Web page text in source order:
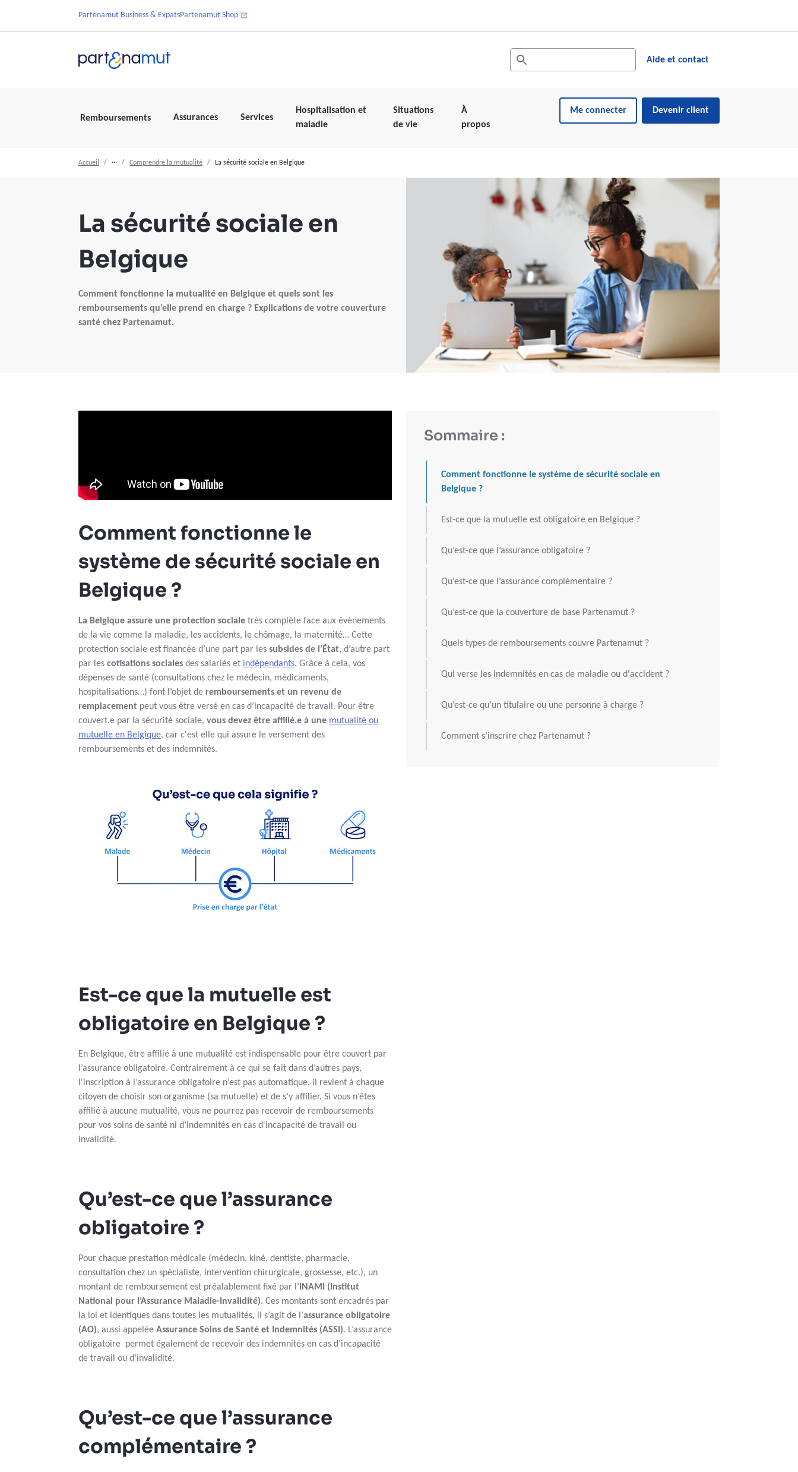
Partenamut Business & ExpatsPartenamut Shop
Rechercher dans le site web
Les résultats suggérés s'affichent dynamiquement sous le champ de
Aide et contact
Remboursements Assurances Services
Hospitalisation et
maladie
Situations
de vie
À
propos
Me connecter Devenir client
Accueil ··· Comprendre la mutualité La sécurité sociale en Belgique
La sécurité sociale en
Belgique
Comment fonctionne la mutualité en Belgique et quels sont les
remboursements qu’elle prend en charge ? Explications de votre couverture
santé chez Partenamut.
Sommaire :
Comment fonctionne le système de sécurité sociale en
Belgique ?
Est-ce que la mutuelle est obligatoire en Belgique ?
Qu’est-ce que l’assurance obligatoire ?
Qu’est-ce que l’assurance complémentaire ?
Qu’est-ce que la couverture de base Partenamut ?
Quels types de remboursements couvre Partenamut ?
Qui verse les indemnités en cas de maladie ou d'accident ?
Qu’est-ce qu’un titulaire ou une personne à charge ?
Comment s’inscrire chez Partenamut ?
Comment fonctionne le
système de sécurité sociale en
Belgique ?
La Belgique assure une protection sociale très complète face aux évènements
de la vie comme la maladie, les accidents, le chômage, la maternité… Cette
protection sociale est financée d’une part par les subsides de l’État, d’autre part
par les cotisations sociales des salariés et indépendants. Grâce à cela, vos
dépenses de santé (consultations chez le médecin, médicaments,
hospitalisations…) font l’objet de remboursements et un revenu de
remplacement peut vous être versé en cas d’incapacité de travail. Pour être
couvert.e par la sécurité sociale, vous devez être affilié.e à une mutualité ou
mutuelle en Belgique, car c'est elle qui assure le versement des
remboursements et des indemnités.
Est-ce que la mutuelle est
obligatoire en Belgique ?
En Belgique, être affilié à une mutualité est indispensable pour être couvert par
l’assurance obligatoire. Contrairement à ce qui se fait dans d’autres pays,
l'inscription à l’assurance obligatoire n’est pas automatique, il revient à chaque
citoyen de choisir son organisme (sa mutuelle) et de s’y affilier. Si vous n’êtes
affilié à aucune mutualité, vous ne pourrez pas recevoir de remboursements
pour vos soins de santé ni d’indemnités en cas d'incapacité de travail ou
invalidité.
Qu’est-ce que l’assurance
obligatoire ?
Pour chaque prestation médicale (médecin, kiné, dentiste, pharmacie,
consultation chez un spécialiste, intervention chirurgicale, grossesse, etc.), un
montant de remboursement est préalablement fixé par l’ INAMI (Institut
National pour l’Assurance Maladie-Invalidité). Ces montants sont encadrés par
la loi et identiques dans toutes les mutualités, il s’agit de l’assurance obligatoire
(AO), aussi appelée Assurance Soins de Santé et Indemnités (ASSI). L’assurance
obligatoire permet également de recevoir des indemnités en cas d’incapacité
de travail ou d’invalidité.
Qu’est-ce que l’assurance
complémentaire ?